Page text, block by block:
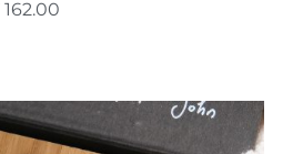
162.00